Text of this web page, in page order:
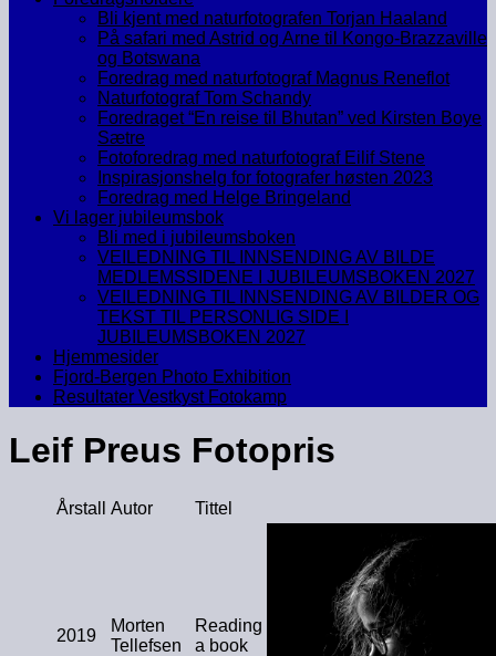
Bli kjent med naturfotografen Torjan Haaland
På safari med Astrid og Arne til Kongo-Brazzaville
og Botswana
Foredrag med naturfotograf Magnus Reneflot
Naturfotograf Tom Schandy
Foredraget “En reise til Bhutan” ved Kirsten Boye
Sætre
Fotoforedrag med naturfotograf Eilif Stene
Inspirasjonshelg for fotografer høsten 2023
Foredrag med Helge Bringeland
Vi lager jubileumsbok
Bli med i jubileumsboken
VEILEDNING TIL INNSENDING AV BILDE
MEDLEMSSIDENE I JUBILEUMSBOKEN 2027
VEILEDNING TIL INNSENDING AV BILDER OG
TEKST TIL PERSONLIG SIDE I
JUBILEUMSBOKEN 2027
Hjemmesider
Fjord-Bergen Photo Exhibition
Resultater Vestkyst Fotokamp
Leif Preus Fotopris
Årstall Autor Tittel
2019
Morten
Tellefsen
Reading
a book